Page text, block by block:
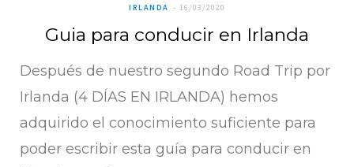
IRLANDA 16/03/2020
Guia para conducir en Irlanda
Después de nuestro segundo Road Trip por
Irlanda (4 DÍAS EN IRLANDA) hemos
adquirido el conocimiento suficiente para
poder escribir esta guía para conducir en